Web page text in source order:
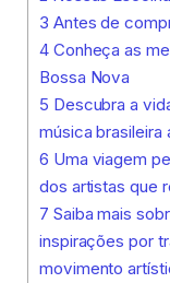
3 Antes de
4Conheça as
Bossa Nova
5 Descubra a
música
6 Uma viagem
dos artistas que
7 Saiba mais
inspirações por
movimento